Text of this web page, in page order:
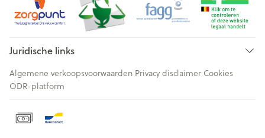
Juridische links
Algemene verkoopsvoorwaarden Privacy disclaimer Cookies
ODR-platform